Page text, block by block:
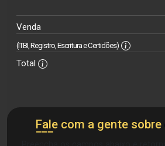
Venda
(ITBI, Registro, Escritura e Certidões)
Total
Fale com a gente